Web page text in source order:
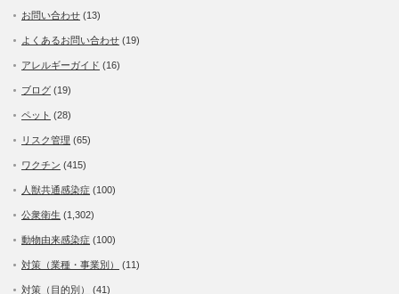
お問い合わせ (13)
よくあるお問い合わせ (19)
アレルギーガイド (16)
ブログ (19)
ペット (28)
リスク管理 (65)
ワクチン (415)
人獣共通感染症 (100)
公衆衛生 (1,302)
動物由来感染症 (100)
対策（業種・事業別） (11)
対策（目的別） (41)